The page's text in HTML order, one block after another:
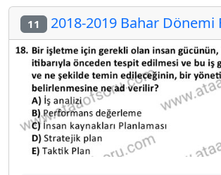
11 2018-2019 Bahar Dönemi